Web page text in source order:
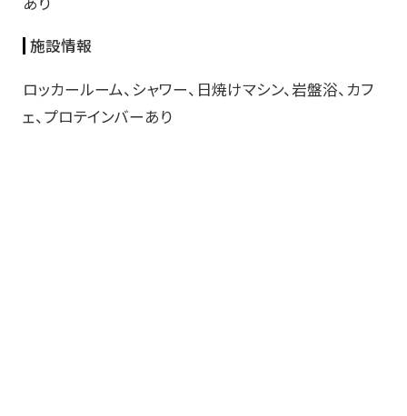
施設情報
ロッカールーム、シャワー、日焼けマシン、岩盤浴、カフ
ェ、プロテインバーあり